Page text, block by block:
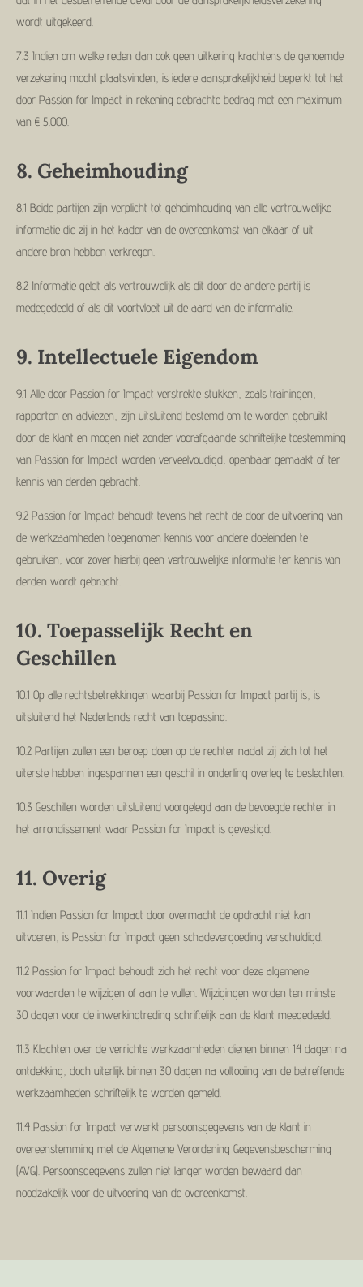
wordt uitgekeerd.
7.3 Indien om welke reden dan ook geen uitkering krachtens de genoemde
verzekering mocht plaatsvinden, is iedere aansprakelijkheid beperkt tot het
door Passion for Impact in rekening gebrachte bedrag met een maximum
van € 5.000.
8. Geheimhouding
8.1 Beide partijen zijn verplicht tot geheimhouding van alle vertrouwelijke
informatie die zij in het kader van de overeenkomst van elkaar of uit
andere bron hebben verkregen.
8.2 Informatie geldt als vertrouwelijk als dit door de andere partij is
medegedeeld of als dit voortvloeit uit de aard van de informatie.
9. Intellectuele Eigendom
9.1 Alle door Passion for Impact verstrekte stukken, zoals trainingen,
rapporten en adviezen, zijn uitsluitend bestemd om te worden gebruikt
door de klant en mogen niet zonder voorafgaande schriftelijke toestemming
van Passion for Impact worden verveelvoudigd, openbaar gemaakt of ter
kennis van derden gebracht.
9.2 Passion for Impact behoudt tevens het recht de door de uitvoering van
de werkzaamheden toegenomen kennis voor andere doeleinden te
gebruiken, voor zover hierbij geen vertrouwelijke informatie ter kennis van
derden wordt gebracht.
10. Toepasselijk Recht en
Geschillen
10.1 Op alle rechtsbetrekkingen waarbij Passion for Impact partij is, is
uitsluitend het Nederlands recht van toepassing.
10.2 Partijen zullen een beroep doen op de rechter nadat zij zich tot het
uiterste hebben ingespannen een geschil in onderling overleg te beslechten.
10.3 Geschillen worden uitsluitend voorgelegd aan de bevoegde rechter in
het arrondissement waar Passion for Impact is gevestigd.
11. Overig
11.1 Indien Passion for Impact door overmacht de opdracht niet kan
uitvoeren, is Passion for Impact geen schadevergoeding verschuldigd.
11.2 Passion for Impact behoudt zich het recht voor deze algemene
voorwaarden te wijzigen of aan te vullen. Wijzigingen worden ten minste
30 dagen voor de inwerkingtreding schriftelijk aan de klant meegedeeld.
11.3 Klachten over de verrichte werkzaamheden dienen binnen 14 dagen na
ontdekking, doch uiterlijk binnen 30 dagen na voltooiing van de betreffende
werkzaamheden schriftelijk te worden gemeld.
11.4 Passion for Impact verwerkt persoonsgegevens van de klant in
overeenstemming met de Algemene Verordening Gegevensbescherming
(AVG). Persoonsgegevens zullen niet langer worden bewaard dan
noodzakelijk voor de uitvoering van de overeenkomst.